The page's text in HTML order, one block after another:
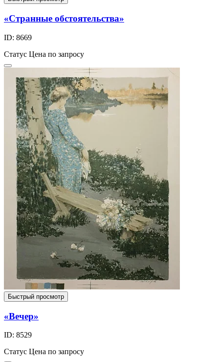
«Странные обстоятельства»
ID: 8669
Статус Цена по запросу
Быстрый просмотр
«Вечер»
ID: 8529
Статус Цена по запросу